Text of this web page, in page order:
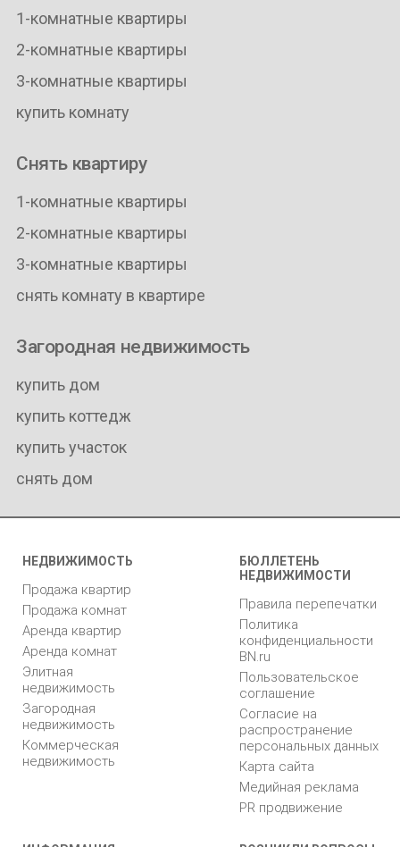
1-комнатные квартиры
2-комнатные квартиры
3-комнатные квартиры
купить комнату
Снять квартиру
1-комнатные квартиры
2-комнатные квартиры
3-комнатные квартиры
снять комнату в квартире
Загородная недвижимость
купить дом
купить коттедж
купить участок
снять дом
НЕДВИЖИМОСТЬ
Продажа квартир
Продажа комнат
Аренда квартир
Аренда комнат
Элитная
недвижимость
Загородная
недвижимость
Коммерческая
недвижимость
БЮЛЛЕТЕНЬ
НЕДВИЖИМОСТИ
Правила перепечатки
Политика
конфиденциальности
BN.ru
Пользовательское
соглашение
Согласие на
распространение
персональных данных
Карта сайта
Медийная реклама
PR продвижение